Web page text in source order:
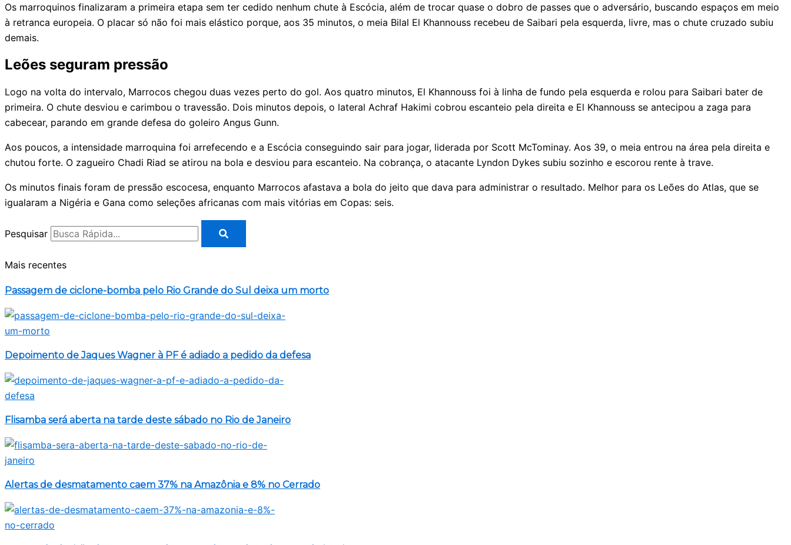
Os marroquinos finalizaram a primeira etapa sem ter cedido nenhum chute à Escócia, além de trocar quase o dobro de passes que o adversário, buscando espaços em meio
à retranca europeia. O placar só não foi mais elástico porque, aos 35 minutos, o meia Bilal El Khannouss recebeu de Saibari pela esquerda, livre, mas o chute cruzado subiu
demais.
Leões seguram pressão
Logo na volta do intervalo, Marrocos chegou duas vezes perto do gol. Aos quatro minutos, El Khannouss foi à linha de fundo pela esquerda e rolou para Saibari bater de
primeira. O chute desviou e carimbou o travessão. Dois minutos depois, o lateral Achraf Hakimi cobrou escanteio pela direita e El Khannouss se antecipou a zaga para
cabecear, parando em grande defesa do goleiro Angus Gunn.
Aos poucos, a intensidade marroquina foi arrefecendo e a Escócia conseguindo sair para jogar, liderada por Scott McTominay. Aos 39, o meia entrou na área pela direita e
chutou forte. O zagueiro Chadi Riad se atirou na bola e desviou para escanteio. Na cobrança, o atacante Lyndon Dykes subiu sozinho e escorou rente à trave.
Os minutos finais foram de pressão escocesa, enquanto Marrocos afastava a bola do jeito que dava para administrar o resultado. Melhor para os Leões do Atlas, que se
igualaram a Nigéria e Gana como seleções africanas com mais vitórias em Copas: seis.
Pesquisar
Mais recentes
Passagem de ciclone-bomba pelo Rio Grande do Sul deixa um morto
Depoimento de Jaques Wagner à PF é adiado a pedido da defesa
Flisamba será aberta na tarde deste sábado no Rio de Janeiro
Alertas de desmatamento caem 37% na Amazônia e 8% no Cerrado